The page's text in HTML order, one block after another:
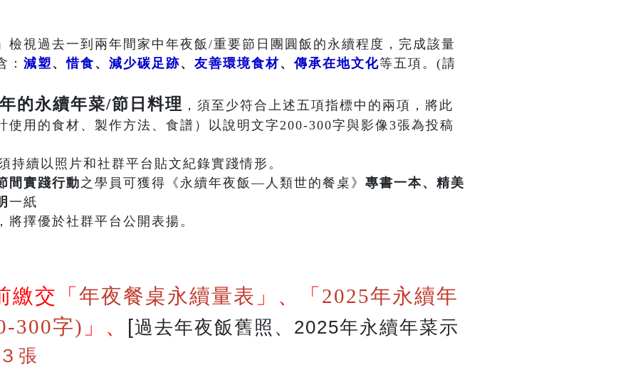
檢視過去一到兩年間家中年夜飯/重要節日團圓飯的永續程度，完成該量
： 減塑 、惜食 、 減少碳足跡、 友善環境食材、傳承在地文化等五項。(請
的永續年菜/節日料理 ，須至少符合上述五項指標中的兩項，將此
使用的食材、製作方法、食譜）以說明文字200-300字與影像3張為投稿
持續以照片和社群平台貼文紀錄實踐情形。
間實踐行動 之學員可獲得《永續年夜飯—人類世的餐桌》 專書一本、精美
一紙
將擇優於社群平台公開表揚。
繳交「 年夜餐桌永續量表 」 、「 2025年永續年
300字) 」、 [過去年夜飯舊照、 2025年永續年菜示
張